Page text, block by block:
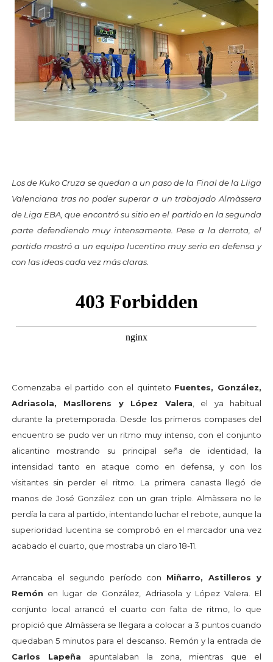
Los de Kuko Cruza se quedan a un paso de la Final de la Lliga
Valenciana tras no poder superar a un trabajado Almàssera
de Liga EBA, que encontró su sitio en el partido en la segunda
parte defendiendo muy intensamente. Pese a la derrota, el
partido mostró a un equipo lucentino muy serio en defensa y
con las ideas cada vez más claras.
Comenzaba el partido con el quinteto Fuentes, González,
Adriasola, Masllorens y López Valera , el ya habitual
durante la pretemporada. Desde los primeros compases del
encuentro se pudo ver un ritmo muy intenso, con el conjunto
alicantino mostrando su principal seña de identidad, la
intensidad tanto en ataque como en defensa, y con los
visitantes sin perder el ritmo. La primera canasta llegó de
manos de José González con un gran triple. Almàssera no le
perdía la cara al partido, intentando luchar el rebote, aunque la
superioridad lucentina se comprobó en el marcador una vez
acabado el cuarto, que mostraba un claro 18-11.
Arrancaba el segundo período con Miñarro, Astilleros y
Remón en lugar de González, Adriasola y López Valera. El
conjunto local arrancó el cuarto con falta de ritmo, lo que
propició que Almàssera se llegara a colocar a 3 puntos cuando
quedaban 5 minutos para el descanso. Remón y la entrada de
Carlos Lapeña apuntalaban la zona, mientras que el